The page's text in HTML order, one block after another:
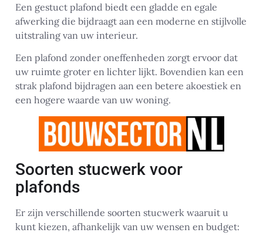
Een gestuct plafond biedt een gladde en egale
afwerking die bijdraagt aan een moderne en stijlvolle
uitstraling van uw interieur.
Een plafond zonder oneffenheden zorgt ervoor dat
uw ruimte groter en lichter lijkt. Bovendien kan een
strak plafond bijdragen aan een betere akoestiek en
een hogere waarde van uw woning.
Soorten stucwerk voor
plafonds
Er zijn verschillende soorten stucwerk waaruit u
kunt kiezen, afhankelijk van uw wensen en budget: